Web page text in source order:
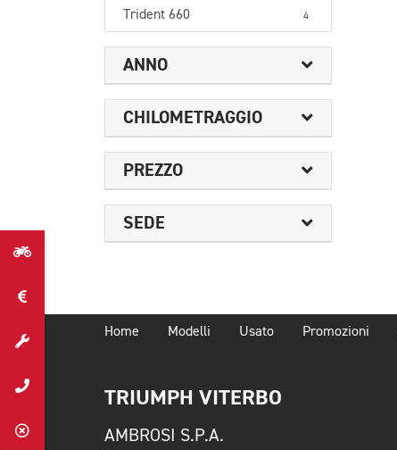
Trident 660 4
ANNO
CHILOMETRAGGIO
PREZZO
SEDE
Home Modelli Usato Promozioni
TRIUMPH VITERBO
AMBROSI S.P.A.